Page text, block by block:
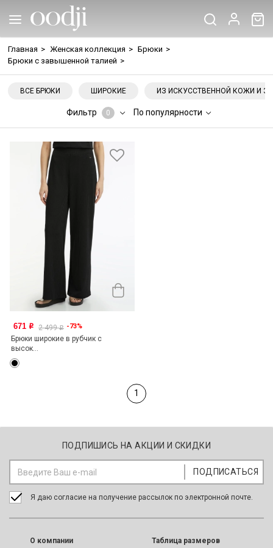
Главная > Женская коллекция > Брюки >
Брюки с завышенной талией >
ВСЕ БРЮКИ ШИРОКИЕ ИЗ ИСКУССТВЕННОЙ КОЖИ И
Фильтр 0 По популярности
671 o 2 499o -73%
Брюки широкие в рубчик с
высок...
1
ПОДПИШИСЬ НА АКЦИИ И СКИДКИ
Я даю согласие на получение рассылок по электронной почте.
O компании
Таблица размеров